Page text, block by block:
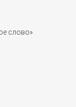
слово»